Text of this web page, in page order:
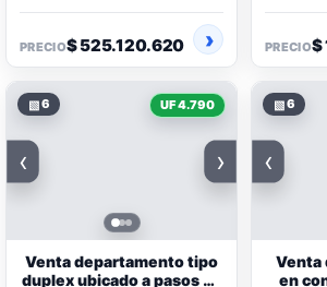
PRECIO$ 525.120.620 PRECIO$
▧6 UF 4.790
‹ ›
Venta departamento tipo
duplex ubicado a pasos de
▧6
‹
Venta
en